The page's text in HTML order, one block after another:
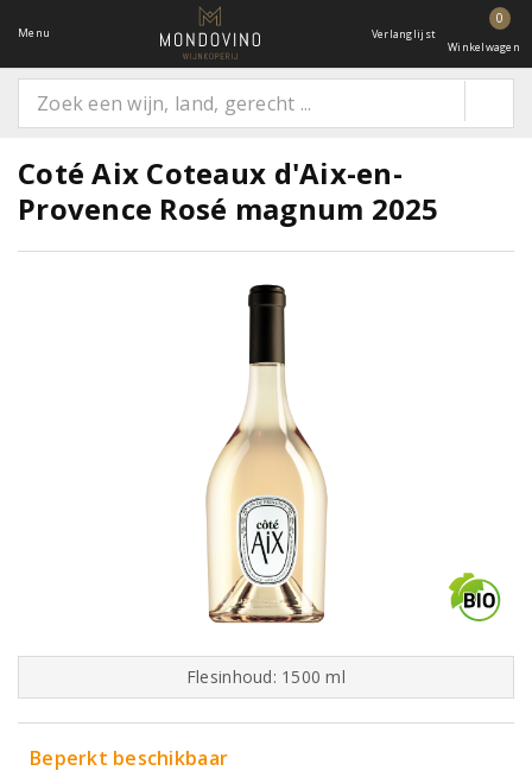
Menu Verlanglijst
0
Winkelwagen
Coté Aix Coteaux d'Aix-en-
Provence Rosé magnum 2025
Flesinhoud: 1500 ml
Beperkt beschikbaar